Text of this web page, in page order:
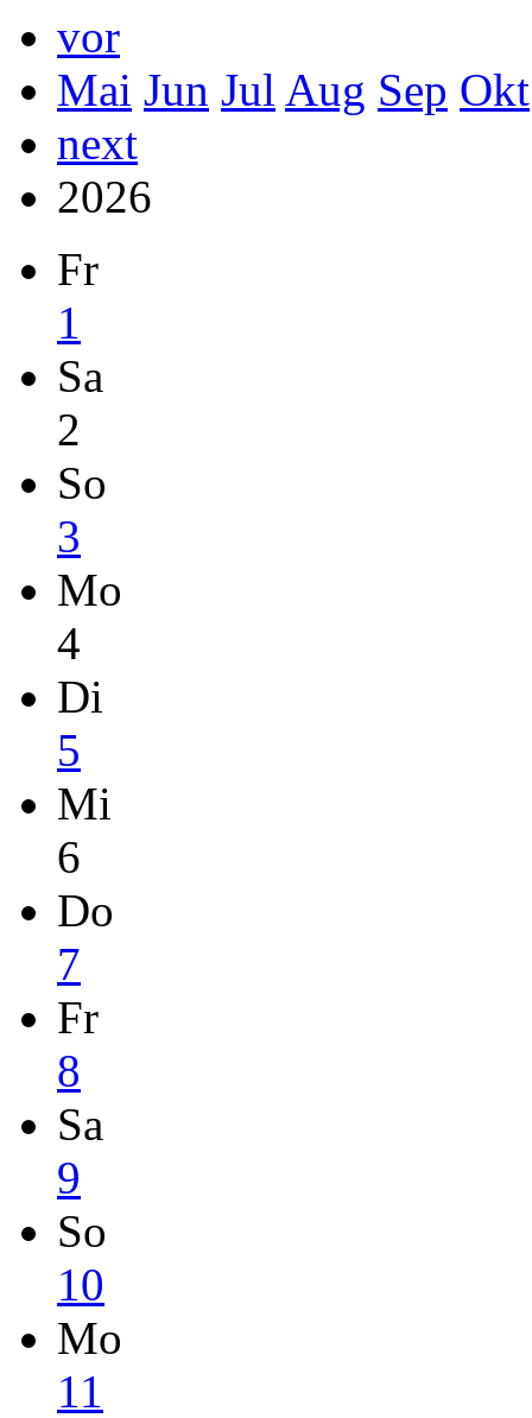
vor
Mai Jun Jul Aug Sep Okt
next
2026
Fr
1
Sa
2
So
3
Mo
4
Di
5
Mi
6
Do
7
Fr
8
Sa
9
So
10
Mo
11